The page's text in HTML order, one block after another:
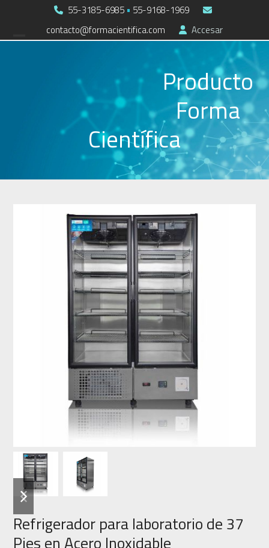
55-3185-6985 • 55-9168-1969
contacto@formacientifica.com
Accesar
Producto
Forma
Científica
previous
slide
next
slide
Refrigerador para laboratorio de 37
Pies en Acero Inoxidable